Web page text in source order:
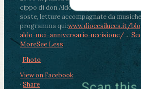
cippo di don Aldo Mei (Porta Elisa).
soste, letture accompagnate da musiche
programma qui:www.diocesilucca.it/
aldo-mei-anniversario-uccisione/ ...
MoreSee Less
Photo
View on Facebook
· Share